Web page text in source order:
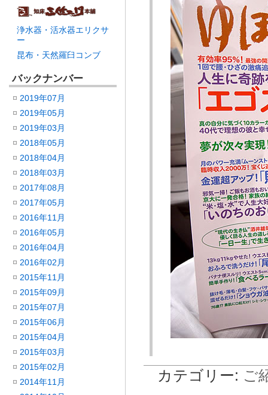
カテゴリー: ご
浄水器・活水器エリクサ
ー
昆布・天然羅臼コンブ
バックナンバー
2019年07月
2019年05月
2019年03月
2018年05月
2018年04月
2018年03月
2017年08月
2017年05月
2016年11月
2016年05月
2016年04月
2016年02月
2015年11月
2015年09月
2015年07月
2015年06月
2015年04月
2015年03月
2015年02月
2014年11月